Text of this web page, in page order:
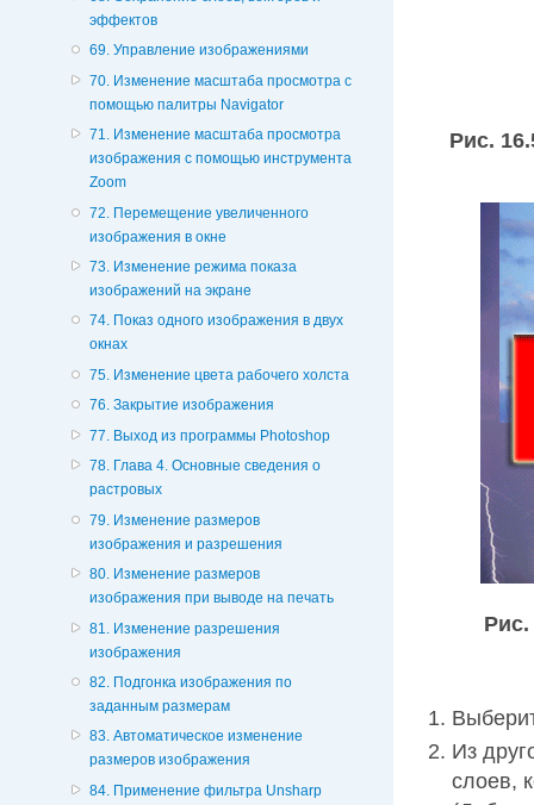
эффектов
69. Управление изображениями
70. Изменение масштаба просмотра с
помощью палитры Navigator
71. Изменение масштаба просмотра
изображения с помощью инструмента
Zoom
72. Перемещение увеличенного
изображения в окне
73. Изменение режима показа
изображений на экране
74. Показ одного изображения в двух
окнах
75. Изменение цвета рабочего холста
76. Закрытие изображения
77. Выход из программы Photoshop
78. Глава 4. Основные сведения о
растровых
79. Изменение размеров
изображения и разрешения
80. Изменение размеров
изображения при выводе на печать
81. Изменение разрешения
изображения
82. Подгонка изображения по
заданным размерам
83. Автоматическое изменение
размеров изображения
84. Применение фильтра Unsharp
Рис.
Из
слоев,